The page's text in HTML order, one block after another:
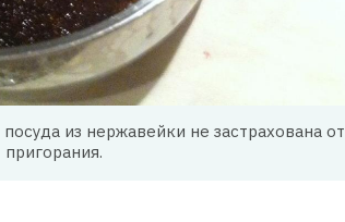
из нержавейки не застрахована от
пригорания.